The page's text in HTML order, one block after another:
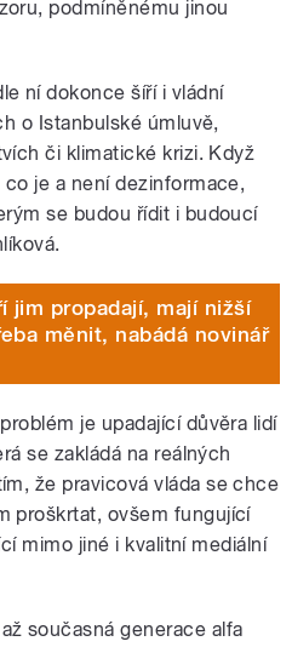
podmíněnému jinou
ní dokonce šíří i vládní
o Istanbulské úmluvě,
či klimatické krizi. Když
je a není dezinformace,
se budou řídit i budoucí
jim propadají, mají nižší
měnit, nabádá novinář
je upadající důvěra lidí
se zakládá na reálných
že pravicová vláda se chce
proškrtat, ovšem fungující
mimo jiné i kvalitní mediální
současná generace alfa